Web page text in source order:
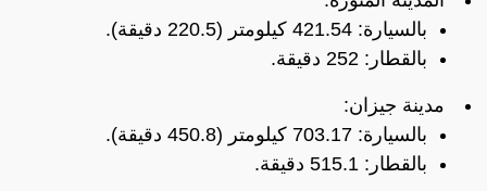
بالسيارة: 421.54 كيلومتر (220.5 دقيقة).
بالقطار: 252 دقيقة.
مدينة جيزان:
بالسيارة: 703.17 كيلومتر (450.8 دقيقة).
بالقطار: 515.1 دقيقة.